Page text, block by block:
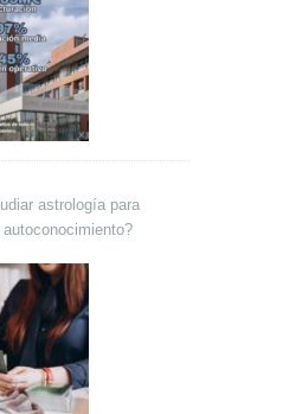
astrología para